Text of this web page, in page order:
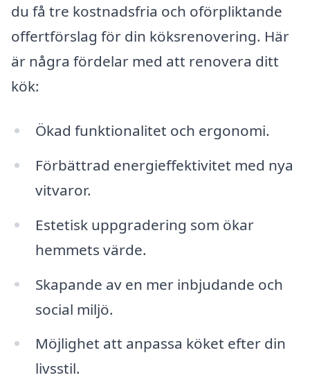
du få tre kostnadsfria och oförpliktande
offertförslag för din köksrenovering. Här
är några fördelar med att renovera ditt
kök:
Ökad funktionalitet och ergonomi.
Förbättrad energieffektivitet med nya
vitvaror.
Estetisk uppgradering som ökar
hemmets värde.
Skapande av en mer inbjudande och
social miljö.
Möjlighet att anpassa köket efter din
livsstil.